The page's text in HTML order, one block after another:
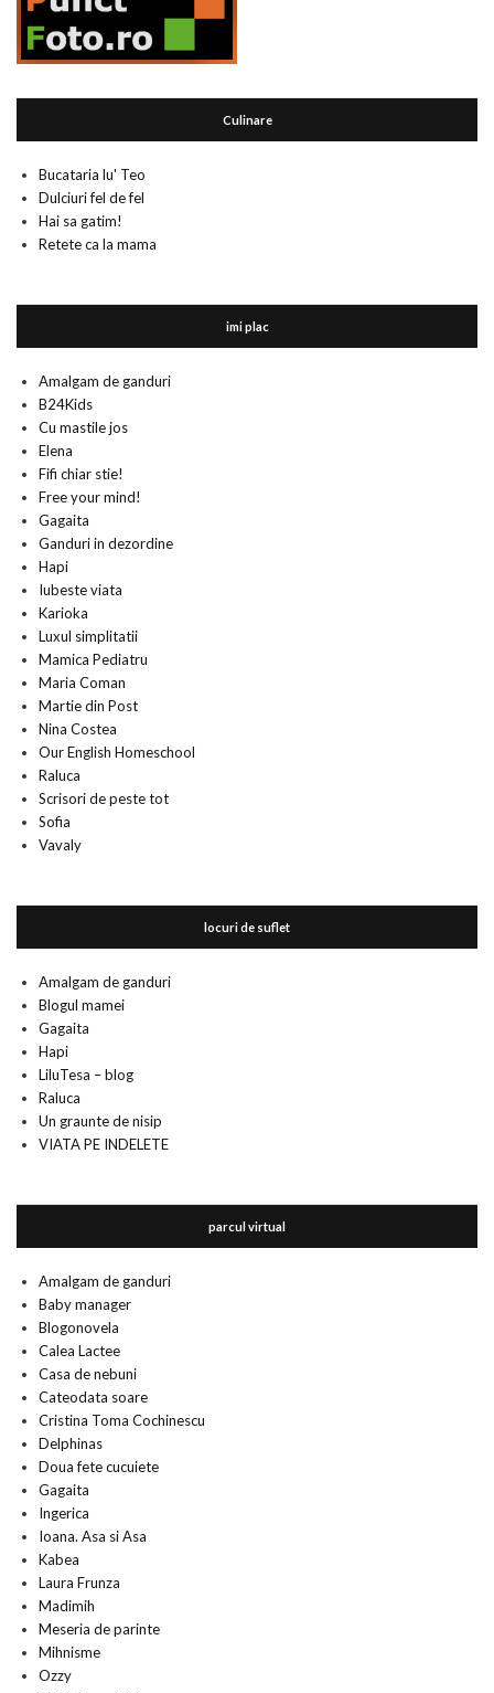
Culinare
Bucataria lu' Teo
Dulciuri fel de fel
Hai sa gatim!
Retete ca la mama
imi plac
Amalgam de ganduri
B24Kids
Cu mastile jos
Elena
Fifi chiar stie!
Free your mind!
Gagaita
Ganduri in dezordine
Hapi
Iubeste viata
Karioka
Luxul simplitatii
Mamica Pediatru
Maria Coman
Martie din Post
Nina Costea
Our English Homeschool
Raluca
Scrisori de peste tot
Sofia
Vavaly
locuri de suflet
Amalgam de ganduri
Blogul mamei
Gagaita
Hapi
LiluTesa – blog
Raluca
Un graunte de nisip
VIATA PE INDELETE
parcul virtual
Amalgam de ganduri
Baby manager
Blogonovela
Calea Lactee
Casa de nebuni
Cateodata soare
Cristina Toma Cochinescu
Delphinas
Doua fete cucuiete
Gagaita
Ingerica
Ioana. Asa si Asa
Kabea
Laura Frunza
Madimih
Meseria de parinte
Mihnisme
Ozzy